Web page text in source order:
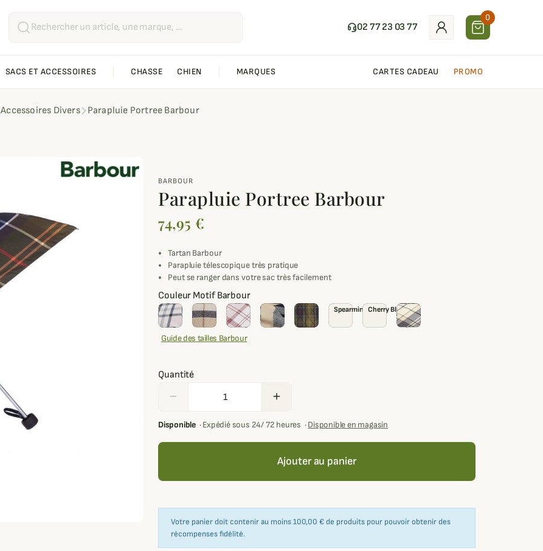
02 77 23 03 77
0
SACS ET ACCESSOIRES CHASSE CHIEN MARQUES CARTES CADEAU PROMO
Accessoires Divers Parapluie Portree Barbour
BARBOUR
Parapluie Portree Barbour
74,95 €
Tartan Barbour
Parapluie télescopique très pratique
Peut se ranger dans votre sac très facilement
Couleur Motif Barbour
Spearmint Cherry Blossom
Guide des tailles Barbour
Quantité
remove add
Disponible ·Expédié sous 24/ 72 heures ·Disponible en magasin
Ajouter au panier
Votre panier doit contenir au moins 100,00 € de produits pour pouvoir obtenir des
récompenses fidélité.